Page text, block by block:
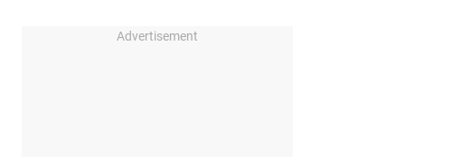
Advertisement